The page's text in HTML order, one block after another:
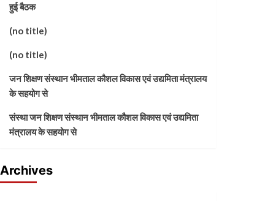
हुई बैठक
(no title)
(no title)
जन शिक्षण संस्थान भीमताल कौशल विकास एवं उद्यमिता मंत्रालय
के सहयोग से
संस्था जन शिक्षण संस्थान भीमताल कौशल विकास एवं उद्यमिता
मंत्रालय के सहयोग से
Archives